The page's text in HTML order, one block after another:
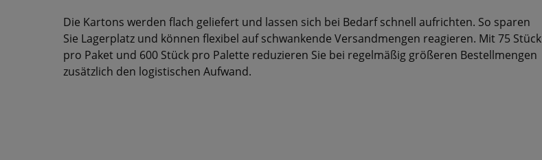
Die Kartons werden flach geliefert und lassen sich bei Bedarf schnell aufrichten. So sparen
Sie Lagerplatz und können flexibel auf schwankende Versandmengen reagieren. Mit 75 Stück
pro Paket und 600 Stück pro Palette reduzieren Sie bei regelmäßig größeren Bestellmengen
zusätzlich den logistischen Aufwand.